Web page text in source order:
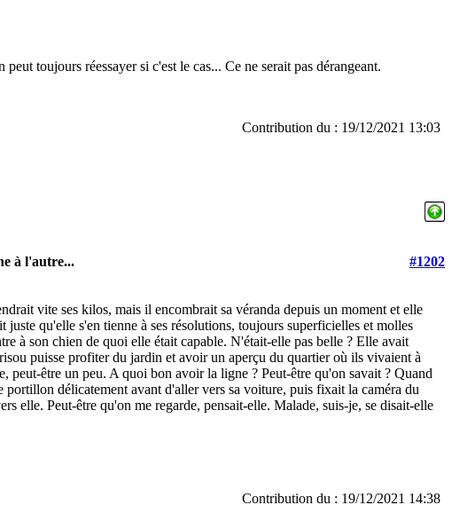
toujours réessayer si c'est le cas... Ce ne serait pas dérangeant.
Contribution du : 19/12/2021 13:03
à l'autre...
#1202
vite ses kilos, mais il encombrait sa véranda depuis un moment et elle
qu'elle s'en tienne à ses résolutions, toujours superficielles et molles
à son chien de quoi elle était capable. N'était-elle pas belle ? Elle avait
puisse profiter du jardin et avoir un aperçu du quartier où ils vivaient à
peut-être un peu. A quoi bon avoir la ligne ? Peut-être qu'on savait ? Quand
délicatement avant d'aller vers sa voiture, puis fixait la caméra du
elle. Peut-être qu'on me regarde, pensait-elle. Malade, suis-je, se disait-elle
Contribution du : 19/12/2021 14:38